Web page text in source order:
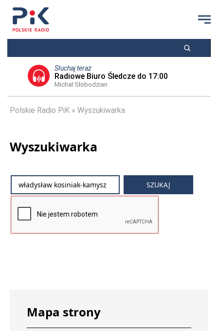
Słuchaj teraz
Radiowe Biuro Śledcze do 17:00
Michał Słobodzian
Polskie Radio PiK Wyszukiwarka
Wyszukiwarka
Mapa strony